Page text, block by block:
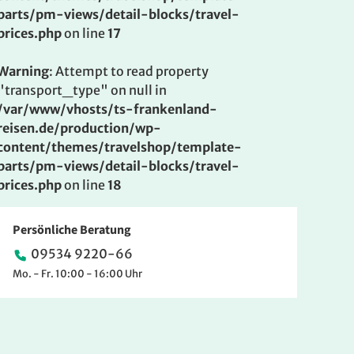
pm-views/detail-blocks/travel-
on line 17
: Attempt to read property
on null in
www/vhosts/ts-frankenland-
production/wp-
themes/travelshop/template-
pm-views/detail-blocks/travel-
on line 18
Persönliche Beratung
09534 9220-66
Mo. - Fr. 10:00 - 16:00 Uhr